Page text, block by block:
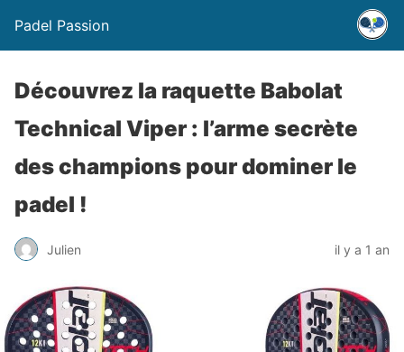
Padel Passion
Découvrez la raquette Babolat
Technical Viper : l’arme secrète
des champions pour dominer le
padel !
Julien il y a 1 an